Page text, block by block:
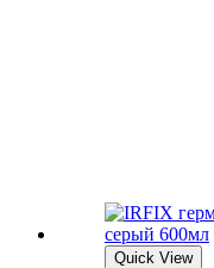
Quick View